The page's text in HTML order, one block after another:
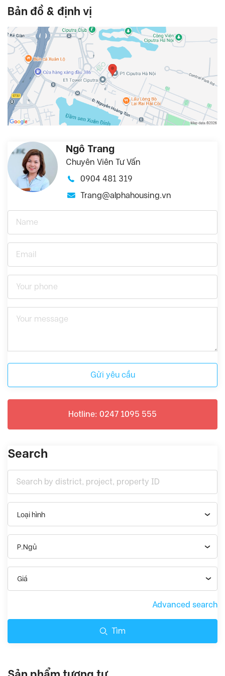
Bản đồ & định vị
Ngô Trang
Chuyên Viên Tư Vấn
0904 481 319
Trang@alphahousing.vn
Gửi yêu cầu
Hotline: 0247 1095 555
Search
Loại hình
P.Ngủ
Giá
Advanced search
Tìm